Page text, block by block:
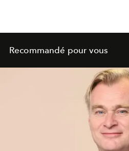
Recommandé pour vous